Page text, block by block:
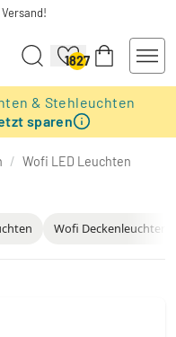
1827
& Stehleuchten
sparen
/ Wofi LED Leuchten
Wofi Deckenleuchten